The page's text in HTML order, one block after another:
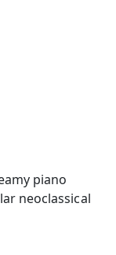
piano
neoclassical